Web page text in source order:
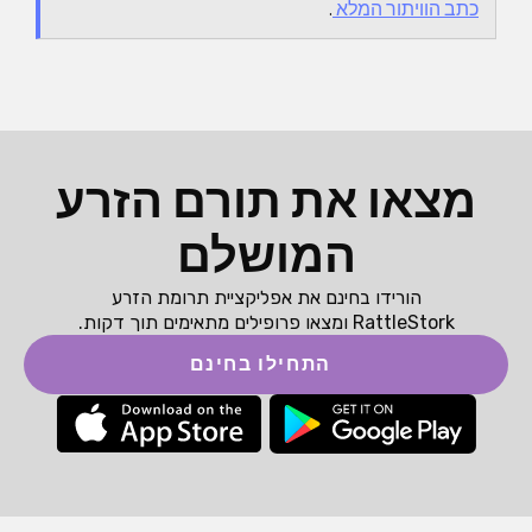
כתב הוויתור המלא.
מצאו את תורם הזרע
המושלם
הורידו בחינם את אפליקציית תרומת הזרע
RattleStork ומצאו פרופילים מתאימים תוך דקות.
התחילו בחינם